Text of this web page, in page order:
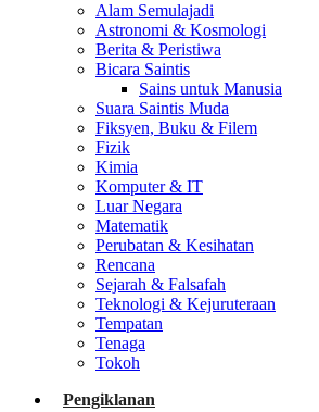
Alam Semulajadi
Astronomi & Kosmologi
Berita & Peristiwa
Bicara Saintis
Sains untuk Manusia
Suara Saintis Muda
Fiksyen, Buku & Filem
Fizik
Kimia
Komputer & IT
Luar Negara
Matematik
Perubatan & Kesihatan
Rencana
Sejarah & Falsafah
Teknologi & Kejuruteraan
Tempatan
Tenaga
Tokoh
Pengiklanan